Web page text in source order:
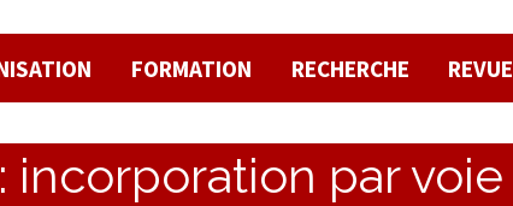
FORMATION RECHERCHE REVUE
incorporation par voie